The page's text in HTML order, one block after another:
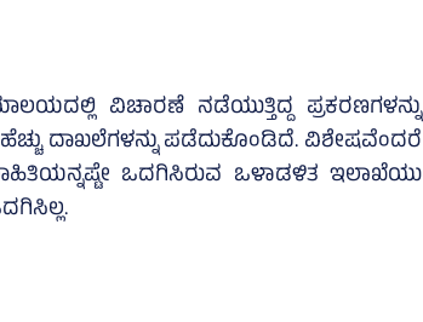
ವಿಚಾರಣೆ ನಡೆಯುತ್ತಿದ್ದ ಪ್ರಕರಣಗಳನ್ನು
ದಾಖಲೆಗಳನ್ನು ಪಡೆದುಕೊಂಡಿದೆ. ವಿಶೇಷವೆಂದರೆ
ಒದಗಿಸಿರುವ ಒಳಾಡಳಿತ ಇಲಾಖೆಯು